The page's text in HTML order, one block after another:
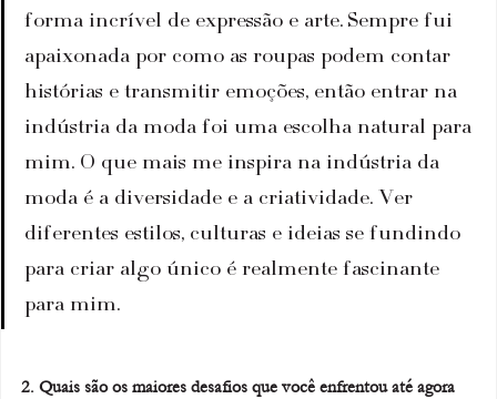
forma incrível de expressão e arte. Sempre fui
apaixonada por como as roupas podem contar
histórias e transmitir emoções, então entrar na
indústria da moda foi uma escolha natural para
mim. O que mais me inspira na indústria da
moda é a diversidade e a criatividade. Ver
diferentes estilos, culturas e ideias se fundindo
para criar algo único é realmente fascinante
para mim.
2. Quais são os maiores desafios que você enfrentou até agora